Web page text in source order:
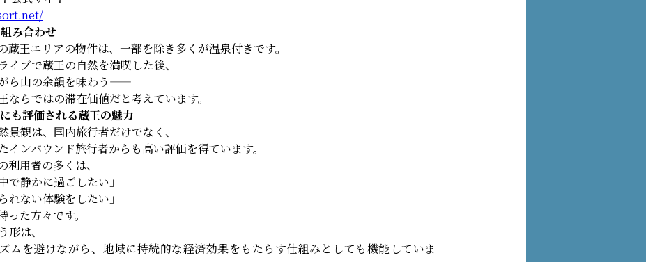
み合わせ
蔵王エリアの物件は、一部を除き多くが温泉付きです。
イブで蔵王の自然を満喫した後、
ら山の余韻を味わう——
ならではの滞在価値だと考えています。
も評価される蔵王の魅力
景観は、国内旅行者だけでなく、
インバウンド旅行者からも高い評価を得ています。
利用者の多くは、
で静かに過ごしたい」
れない体験をしたい」
った方々です。
は、
ムを避けながら、地域に持続的な経済効果をもたらす仕組みとしても機能していま